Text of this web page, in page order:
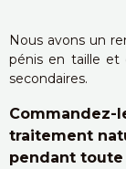
Nous avons un
pénis en taille et
secondaires.
Commandez-
traitement
pendant